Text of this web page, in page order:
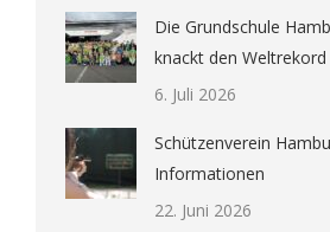
Die Grundschule
knackt den Weltrekord
6. Juli 2026
Schützenverein
Informationen
22. Juni 2026